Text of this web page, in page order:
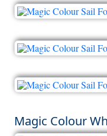
Magic Colour